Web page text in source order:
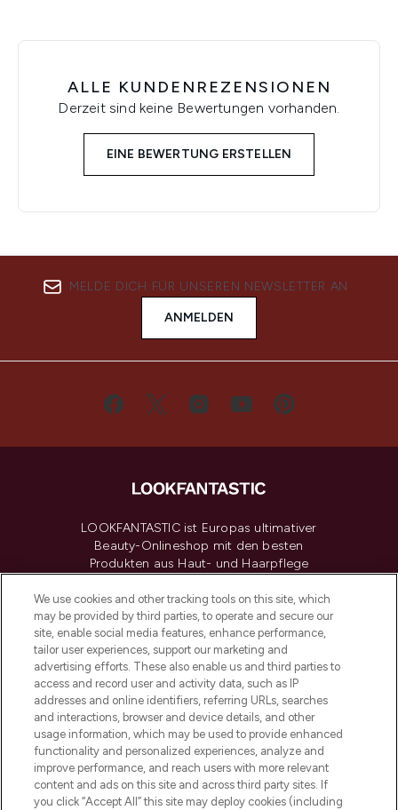
ALLE KUNDENREZENSIONEN
Derzeit sind keine Bewertungen vorhanden.
EINE BEWERTUNG ERSTELLEN
MELDE DICH FÜR UNSEREN NEWSLETTER AN
ANMELDEN
LOOKFANTASTIC ist Europas ultimativer
Beauty-Onlineshop mit den besten
Produkten aus Haut- und Haarpflege
renommierten Marken. Shoppe online
oder über die App mit kostenloser
Lieferung ab einem Einkaufswert von 30€.
Cookie-Einwilligung
Do Not Sell or Share My Personal
Information
HILFE & INFORMATION
We use cookies and other tracking tools on this site, which
may be provided by third parties, to operate and secure our
site, enable social media features, enhance performance,
tailor user experiences, support our marketing and
advertising efforts. These also enable us and third parties to
access and record user and activity data, such as IP
addresses and online identifiers, referring URLs, searches
and interactions, browser and device details, and other
usage information, which may be used to provide enhanced
functionality and personalized experiences, analyze and
improve performance, and reach users with more relevant
content and ads on this site and across third party sites. If
you click “Accept All” this site may deploy cookies (including